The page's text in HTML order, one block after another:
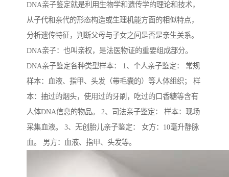
DNA亲子鉴定就是利用生物学和遗传学的理论和技术，
从子代和亲代的形态构造或生理机能方面的相似特点，
分析遗传特征，判断父母与子女之间是否是亲生关系。
DNA亲子：也叫亲权，是法医物证的重要组成部分。
DNA亲子鉴定各种类型样本： 1、个人亲子鉴定： 常规
样本：血液、指甲、头发（带毛囊的）等人体组织； 样
本：抽过的烟头，使用过的牙刷，吃过的口香糖等含有
人体DNA信息的物品。 2、司法亲子鉴定： 样本：现场
采集血液。 3、无创胎儿亲子鉴定： 女方：10毫升静脉
血。 男方：血液、指甲、头发等。